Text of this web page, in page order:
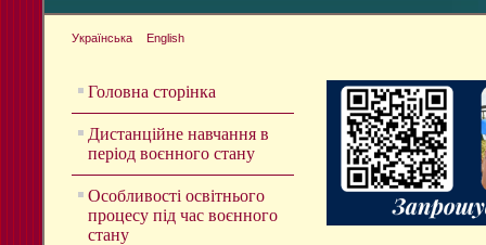
Українська English
Головна сторінка
Дистанційне навчання в
період воєнного стану
Особливості освітнього
процесу під час воєнного
стану